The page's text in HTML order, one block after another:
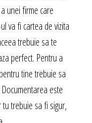
unei firme care
va fi cartea de vizita
trebuie sa te
perfect. Pentru a
tine trebuie sa
este
trebuie sa fi sigur,